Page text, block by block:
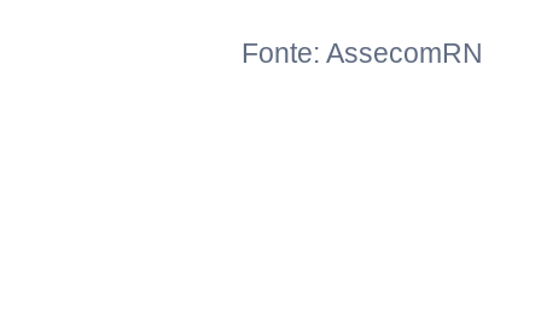
Fonte: AssecomRN